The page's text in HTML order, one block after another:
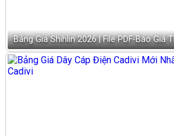
Bảng Giá Shihlin 2026 | File PDF-Báo Giá